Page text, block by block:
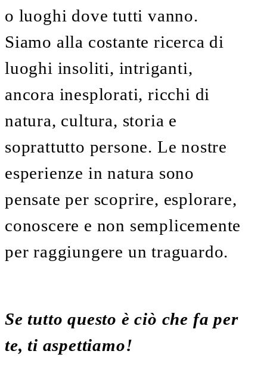
o luoghi dove tutti vanno.
Siamo alla costante ricerca di
luoghi insoliti, intriganti,
ancora inesplorati, ricchi di
natura, cultura, storia e
soprattutto persone. Le nostre
esperienze in natura sono
pensate per scoprire, esplorare,
conoscere e non semplicemente
per raggiungere un traguardo.
Se tutto questo è ciò che fa per
te, ti aspettiamo!